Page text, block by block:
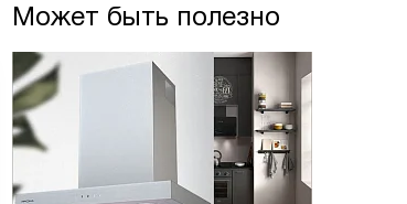
Может быть полезно